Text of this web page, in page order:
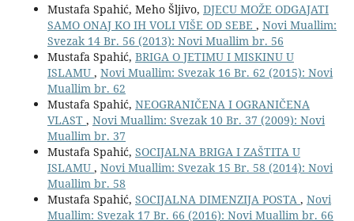
Mustafa Spahić, Meho Šljivo, DJECU MOŽE ODGAJATI
SAMO ONAJ KO IH VOLI VIŠE OD SEBE , Novi Muallim:
Svezak 14 Br. 56 (2013): Novi Muallim br. 56
Mustafa Spahić, BRIGA O JETIMU I MISKINU U
ISLAMU , Novi Muallim: Svezak 16 Br. 62 (2015): Novi
Muallim br. 62
Mustafa Spahić, NEOGRANIČENA I OGRANIČENA
VLAST , Novi Muallim: Svezak 10 Br. 37 (2009): Novi
Muallim br. 37
Mustafa Spahić, SOCIJALNA BRIGA I ZAŠTITA U
ISLAMU , Novi Muallim: Svezak 15 Br. 58 (2014): Novi
Muallim br. 58
Mustafa Spahić, SOCIJALNA DIMENZIJA POSTA , Novi
Muallim: Svezak 17 Br. 66 (2016): Novi Muallim br. 66